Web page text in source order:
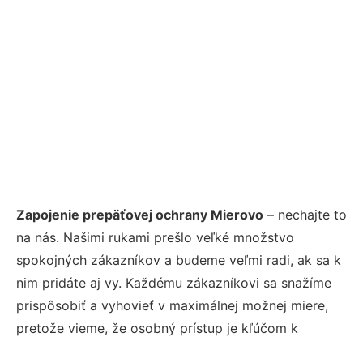
Zapojenie prepäťovej ochrany Mierovo – nechajte to
na nás. Našimi rukami prešlo veľké množstvo
spokojných zákazníkov a budeme veľmi radi, ak sa k
nim pridáte aj vy. Každému zákazníkovi sa snažíme
prispôsobiť a vyhovieť v maximálnej možnej miere,
pretože vieme, že osobný prístup je kľúčom k